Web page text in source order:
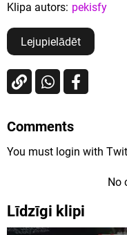
Klipa autors: pekisfy
Lejupielādēt
Comments
You must login with
No
Līdzīgi klipi